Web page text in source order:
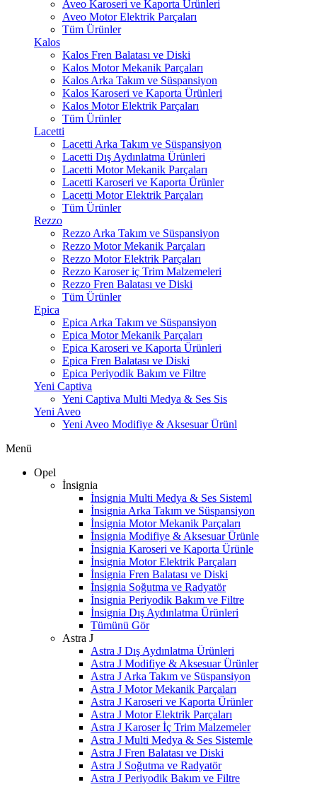
Aveo Karoseri ve Kaporta Ürünleri
Aveo Motor Elektrik Parçaları
Tüm Ürünler
Kalos
Kalos Fren Balatası ve Diski
Kalos Motor Mekanik Parçaları
Kalos Arka Takım ve Süspansiyon
Kalos Karoseri ve Kaporta Ürünleri
Kalos Motor Elektrik Parçaları
Tüm Ürünler
Lacetti
Lacetti Arka Takım ve Süspansiyon
Lacetti Dış Aydınlatma Ürünleri
Lacetti Motor Mekanik Parçaları
Lacetti Karoseri ve Kaporta Ürünler
Lacetti Motor Elektrik Parçaları
Tüm Ürünler
Rezzo
Rezzo Arka Takım ve Süspansiyon
Rezzo Motor Mekanik Parçaları
Rezzo Motor Elektrik Parçaları
Rezzo Karoser iç Trim Malzemeleri
Rezzo Fren Balatası ve Diski
Tüm Ürünler
Epica
Epica Arka Takım ve Süspansiyon
Epica Motor Mekanik Parçaları
Epica Karoseri ve Kaporta Ürünleri
Epica Fren Balatası ve Diski
Epica Periyodik Bakım ve Filtre
Yeni Captiva
Yeni Captiva Multi Medya & Ses Sis
Yeni Aveo
Yeni Aveo Modifiye & Aksesuar Ürünl
Menü
Opel
İnsignia
İnsignia Multi Medya & Ses Sisteml
İnsignia Arka Takım ve Süspansiyon
İnsignia Motor Mekanik Parçaları
İnsignia Modifiye & Aksesuar Ürünle
İnsignia Karoseri ve Kaporta Ürünle
İnsignia Motor Elektrik Parçaları
İnsignia Fren Balatası ve Diski
İnsignia Soğutma ve Radyatör
İnsignia Periyodik Bakım ve Filtre
İnsignia Dış Aydınlatma Ürünleri
Tümünü Gör
Astra J
Astra J Dış Aydınlatma Ürünleri
Astra J Modifiye & Aksesuar Ürünler
Astra J Arka Takım ve Süspansiyon
Astra J Motor Mekanik Parçaları
Astra J Karoseri ve Kaporta Ürünler
Astra J Motor Elektrik Parçaları
Astra J Karoser İç Trim Malzemeler
Astra J Multi Medya & Ses Sistemle
Astra J Fren Balatası ve Diski
Astra J Soğutma ve Radyatör
Astra J Periyodik Bakım ve Filtre